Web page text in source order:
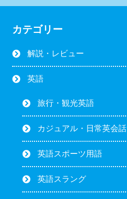
カテゴリー
解説・レビュー
英語
旅行・観光英語
カジュアル・日常英会話
英語スポーツ用語
英語スラング